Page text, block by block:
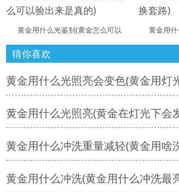
黄金用什么光鉴别(黄金怎么可以 黄金用
猜你喜欢
黄金用什么光照亮会变色(黄金用灯
黄金用什么光照亮(黄金在灯光下会
黄金用什么冲洗重量减轻(黄金用啥
黄金用什么冲洗(黄金用什么冲洗最